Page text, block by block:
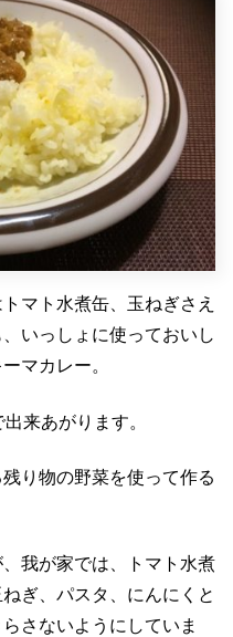
マト水煮缶、玉ねぎさえ
いっしょに使っておいし
マカレー。
来あがります。
り物の野菜を使って作る
我が家では、トマト水煮
ぎ、パスタ、にんにくと
さないようにしていま